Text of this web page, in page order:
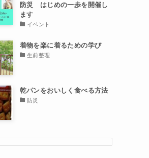
防災 はじめの一歩を開催し
ます
イベント
着物を楽に着るための学び
生前整理
乾パンをおいしく食べる方法
防災